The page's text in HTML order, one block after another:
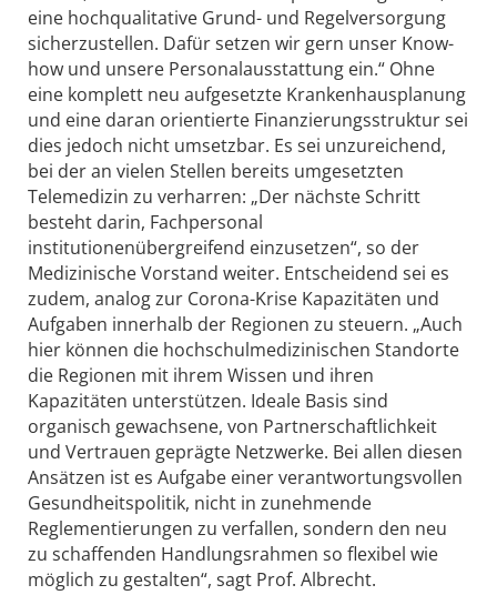
eine hochqualitative Grund- und Regelversorgung
sicherzustellen. Dafür setzen wir gern unser Know-
how und unsere Personalausstattung ein.“ Ohne
eine komplett neu aufgesetzte Krankenhausplanung
und eine daran orientierte Finanzierungsstruktur sei
dies jedoch nicht umsetzbar. Es sei unzureichend,
bei der an vielen Stellen bereits umgesetzten
Telemedizin zu verharren: „Der nächste Schritt
besteht darin, Fachpersonal
institutionenübergreifend einzusetzen“, so der
Medizinische Vorstand weiter. Entscheidend sei es
zudem, analog zur Corona-Krise Kapazitäten und
Aufgaben innerhalb der Regionen zu steuern. „Auch
hier können die hochschulmedizinischen Standorte
die Regionen mit ihrem Wissen und ihren
Kapazitäten unterstützen. Ideale Basis sind
organisch gewachsene, von Partnerschaftlichkeit
und Vertrauen geprägte Netzwerke. Bei allen diesen
Ansätzen ist es Aufgabe einer verantwortungsvollen
Gesundheitspolitik, nicht in zunehmende
Reglementierungen zu verfallen, sondern den neu
zu schaffenden Handlungsrahmen so flexibel wie
möglich zu gestalten“, sagt Prof. Albrecht.